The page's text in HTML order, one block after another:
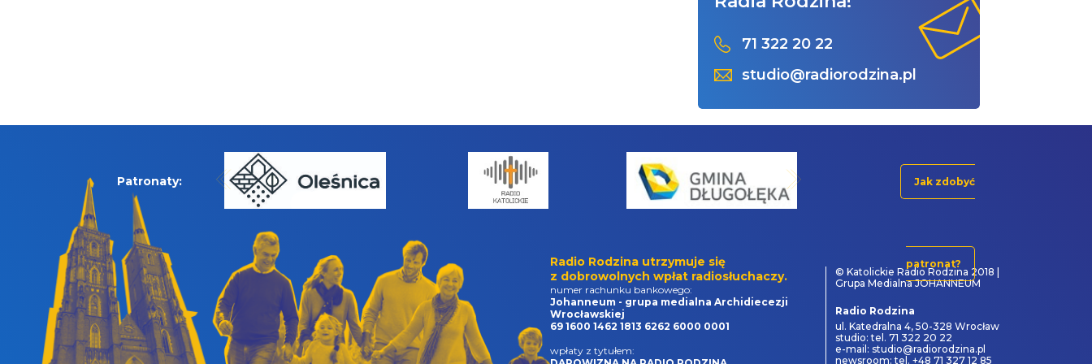
71 322 20 22
studio@radiorodzina.pl
Patronaty: Jak zdobyć
patronat?
Radio Rodzina utrzymuje się
z dobrowolnych wpłat radiosłuchaczy.
numer rachunku bankowego:
Johanneum - grupa medialna Archidiecezji
Wrocławskiej
69 1600 1462 1813 6262 6000 0001
wpłaty z tytułem:
© Katolickie Radio Rodzina 2018 |
Grupa Medialna JOHANNEUM
Radio Rodzina
ul. Katedralna 4, 50-328 Wrocław
studio: tel. 71 322 20 22
e-mail: studio@radiorodzina.pl
newsroom: tel. +48 71 327 12 85